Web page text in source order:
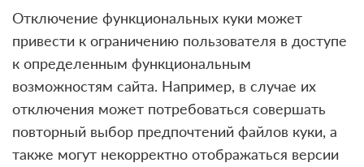
Отключение функциональных куки может
привести к ограничению пользователя в доступе
к определенным функциональным
возможностям сайта. Например, в случае их
отключения может потребоваться совершать
повторный выбор предпочтений файлов куки, а
также могут некорректно отображаться версии